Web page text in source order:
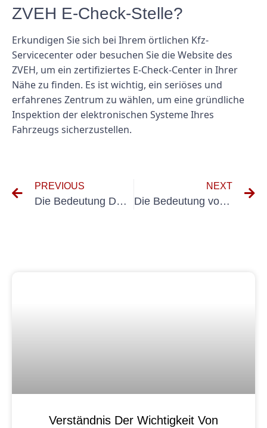
ZVEH E-Check-Stelle?
Erkundigen Sie sich bei Ihrem örtlichen Kfz-
Servicecenter oder besuchen Sie die Website des
ZVEH, um ein zertifiziertes E-Check-Center in Ihrer
Nähe zu finden. Es ist wichtig, ein seriöses und
erfahrenes Zentrum zu wählen, um eine gründliche
Inspektion der elektronischen Systeme Ihres
Fahrzeugs sicherzustellen.
PREVIOUS
Die Bedeutung DGUV V3 zertifizierter Mehrfachsteckdosen für die Arbeitssicherheit
NEXT
Die Bedeutung von DGUV V3 Messgeräten bei elektrischen Sicherheitsinspektionen
Verständnis Der Wichtigkeit Von